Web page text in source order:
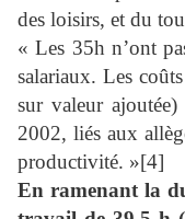
des loisirs, et du
« Les 35h n’ont
salariaux. Les
sur valeur
2002, liés aux
productivité. »[4]
En ramenant la